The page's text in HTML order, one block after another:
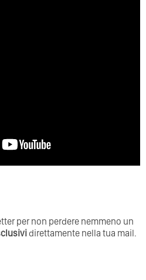
per non perdere nemmeno un
direttamente nella tua mail.